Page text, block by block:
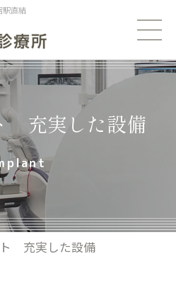
駅直結
充実した設備
充実した設備